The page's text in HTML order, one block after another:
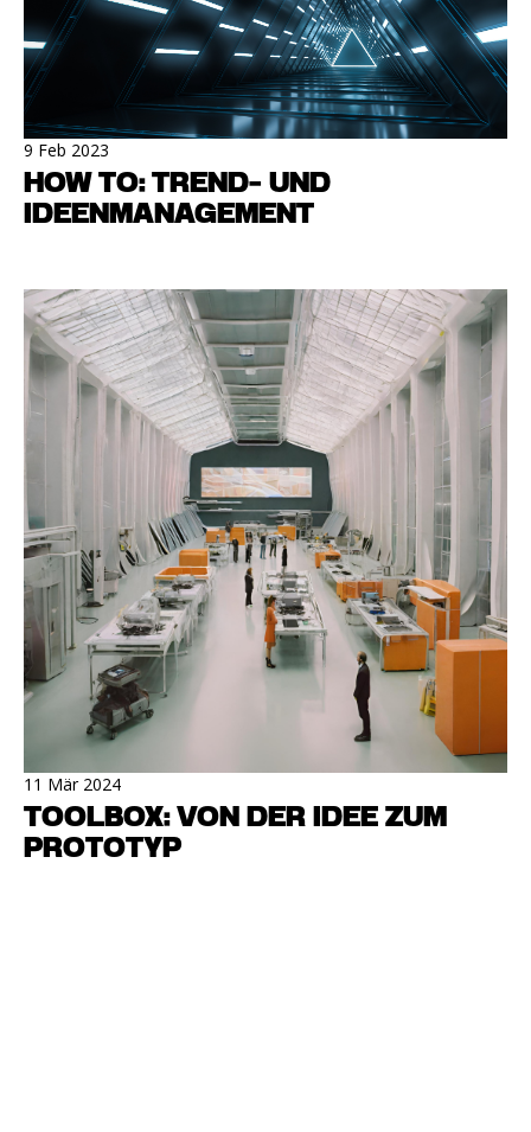
9 Feb 2023
HOW TO: TREND- UND
IDEENMANAGEMENT
11 Mär 2024
TOOLBOX: VON DER IDEE ZUM
PROTOTYP